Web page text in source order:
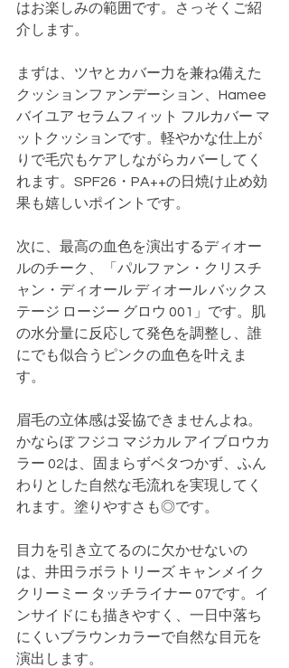
はお楽しみの範囲です。さっそくご紹
介します。
まずは、ツヤとカバー力を兼ね備えた
クッションファンデーション、Hamee
バイユア セラムフィット フルカバー マ
ットクッションです。軽やかな仕上が
りで毛穴もケアしながらカバーしてく
れます。SPF26・PA++の日焼け止め効
果も嬉しいポイントです。
次に、最高の血色を演出するディオー
ルのチーク、「パルファン・クリスチ
ャン・ディオール ディオール バックス
テージ ロージー グロウ 001」です。肌
の水分量に反応して発色を調整し、誰
にでも似合うピンクの血色を叶えま
す。
眉毛の立体感は妥協できませんよね。
かならぼ フジコ マジカル アイブロウカ
ラー 02は、固まらずベタつかず、ふん
わりとした自然な毛流れを実現してく
れます。塗りやすさも◎です。
目力を引き立てるのに欠かせないの
は、井田ラボラトリーズ キャンメイク
クリーミー タッチライナー 07です。イ
ンサイドにも描きやすく、一日中落ち
にくいブラウンカラーで自然な目元を
演出します。